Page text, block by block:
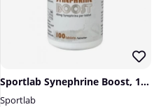
Sportlab Synephrine Boost, 100 tabs
Sportlab